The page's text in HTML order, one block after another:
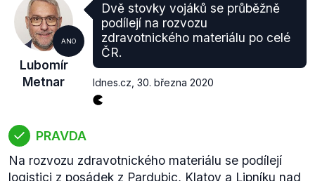
ANO
Lubomír
Metnar
Dvě stovky vojáků se průběžně
podílejí na rozvozu
zdravotnického materiálu po celé
ČR.
Idnes.cz 30. března 2020
PRAVDA
Na rozvozu zdravotnického materiálu se podílejí
logistici z posádek z Pardubic, Klatov a Lipníku nad